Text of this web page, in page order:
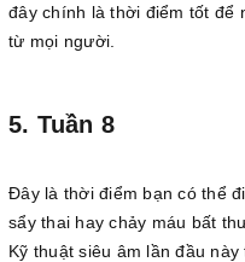
đây chính là thời điểm tốt để
từ mọi người.
5. Tuần 8
Đây là thời điểm bạn có thể
sẩy thai hay chảy máu bất
Kỹ thuật siêu âm lần đầu